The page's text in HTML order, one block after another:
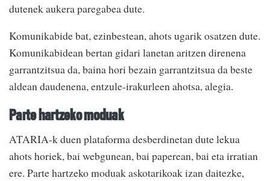
dutenek aukera paregabea dute.
Komunikabide bat, ezinbestean, ahots ugarik osatzen dute.
Komunikabidean bertan gidari lanetan aritzen direnena
garrantzitsua da, baina hori bezain garrantzitsua da beste
aldean daudenena, entzule-irakurleen ahotsa, alegia.
Parte hartzeko moduak
ATARIA-k duen plataforma desberdinetan dute lekua
ahots horiek, bai webgunean, bai paperean, bai eta irratian
ere. Parte hartzeko moduak askotarikoak izan daitezke,